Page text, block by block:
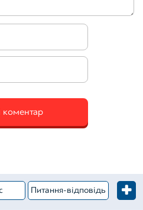
Питання-відповідь